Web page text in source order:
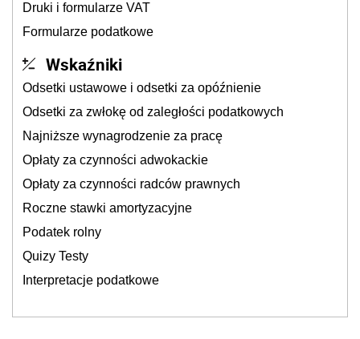
Druki i formularze VAT
Formularze podatkowe
Wskaźniki
Odsetki ustawowe i odsetki za opóźnienie
Odsetki za zwłokę od zaległości podatkowych
Najniższe wynagrodzenie za pracę
Opłaty za czynności adwokackie
Opłaty za czynności radców prawnych
Roczne stawki amortyzacyjne
Podatek rolny
Quizy Testy
Interpretacje podatkowe